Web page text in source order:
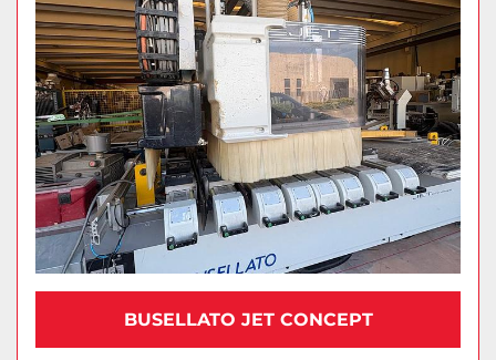
BUSELLATO JET CONCEPT